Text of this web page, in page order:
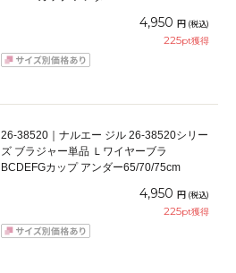
4,950 円 (税込)
225pt獲得
26-38520｜ナルエー ジル 26-38520シリー
ズ ブラジャー単品 Ｌワイヤーブラ
BCDEFGカップ アンダー65/70/75cm
4,950 円 (税込)
225pt獲得